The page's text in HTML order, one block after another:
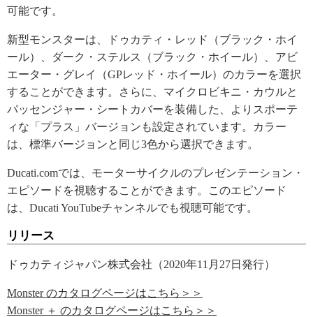
可能です。
新型モンスターは、ドゥカティ・レッド（ブラック・ホイ
ール）、ダーク・ステルス（ブラック・ホイール）、アビ
エーター・グレイ（GPレッド・ホイール）のカラーを選択
することができます。さらに、マイクロビキニ・カウルと
パッセンジャー・シートカバーを装備した、よりスポーテ
ィな「プラス」バージョンも設定されています。カラー
は、標準バージョンと同じ3色から選択できます。
Ducati.comでは、モーターサイクルのプレゼンテーション・
エピソードを視聴することができます。このエピソード
は、Ducati YouTubeチャンネルでも視聴可能です。
リリース
ドゥカティジャパン株式会社（2020年11月27日発行）
Monster のカタログページはこちら＞＞
Monster ＋ のカタログページはこちら＞＞